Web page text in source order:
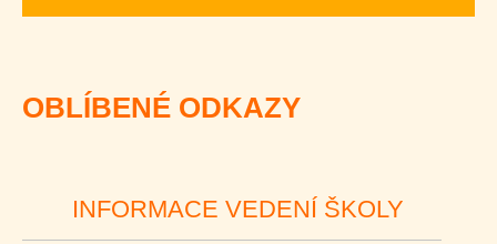
OBLÍBENÉ ODKAZY
INFORMACE VEDENÍ ŠKOLY